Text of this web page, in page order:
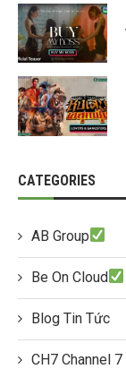
CATEGORIES
AB Group
Be On Cloud
Blog Tin Tức
CH7 Channel 7